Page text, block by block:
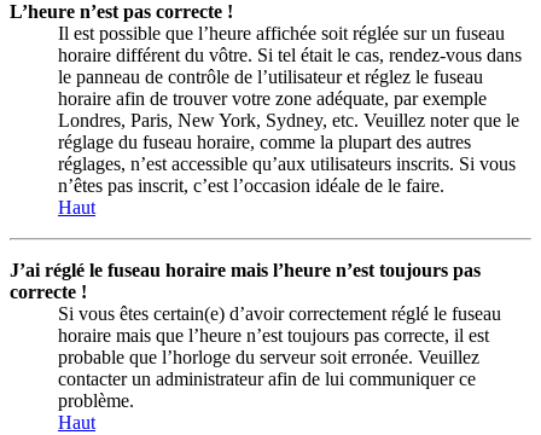
L’heure n’est pas correcte !
Il est possible que l’heure affichée soit réglée sur un fuseau
horaire différent du vôtre. Si tel était le cas, rendez-vous dans
le panneau de contrôle de l’utilisateur et réglez le fuseau
horaire afin de trouver votre zone adéquate, par exemple
Londres, Paris, New York, Sydney, etc. Veuillez noter que le
réglage du fuseau horaire, comme la plupart des autres
réglages, n’est accessible qu’aux utilisateurs inscrits. Si vous
n’êtes pas inscrit, c’est l’occasion idéale de le faire.
Haut
J’ai réglé le fuseau horaire mais l’heure n’est toujours pas
correcte !
Si vous êtes certain(e) d’avoir correctement réglé le fuseau
horaire mais que l’heure n’est toujours pas correcte, il est
probable que l’horloge du serveur soit erronée. Veuillez
contacter un administrateur afin de lui communiquer ce
problème.
Haut